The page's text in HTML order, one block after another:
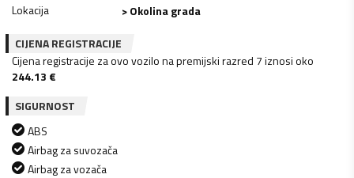
Lokacija
> Okolina grada
CIJENA REGISTRACIJE
Cijena registracije za ovo vozilo na premijski razred 7 iznosi oko
244.13 €
SIGURNOST
ABS
Airbag za suvozača
Airbag za vozača